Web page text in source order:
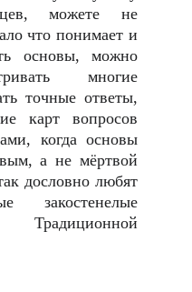
можете не
что понимает и
основы, можно
многие
точные ответы,
карт вопросов
когда основы
а не мёртвой
дословно любят
закостенелые